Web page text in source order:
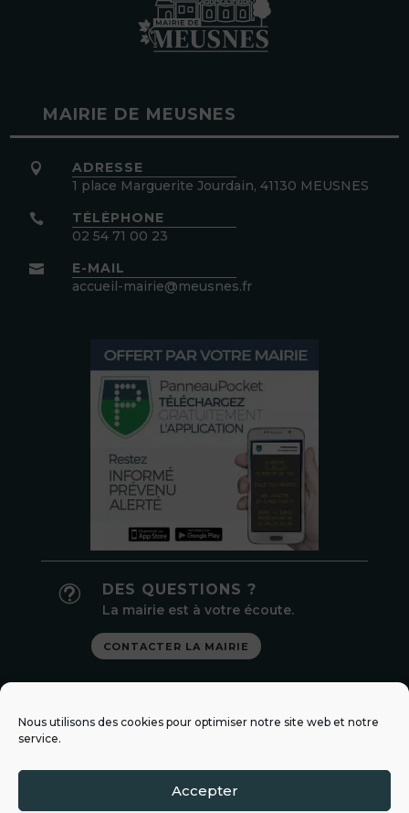
Nous utilisons des cookies pour optimiser notre site web et notre
service.
Accepter
MAIRIE DE MEUSNES

ADRESSE
1 place Marguerite Jourdain, 41130 MEUSNES

TÉLÉPHONE
02 54 71 00 23

E-MAIL
accueil-mairie@meusnes.fr
t DES QUESTIONS ?
La mairie est à votre écoute.
CONTACTER LA MAIRIE
Préfecture de Loir-et-Cher
Val de Cher Controis